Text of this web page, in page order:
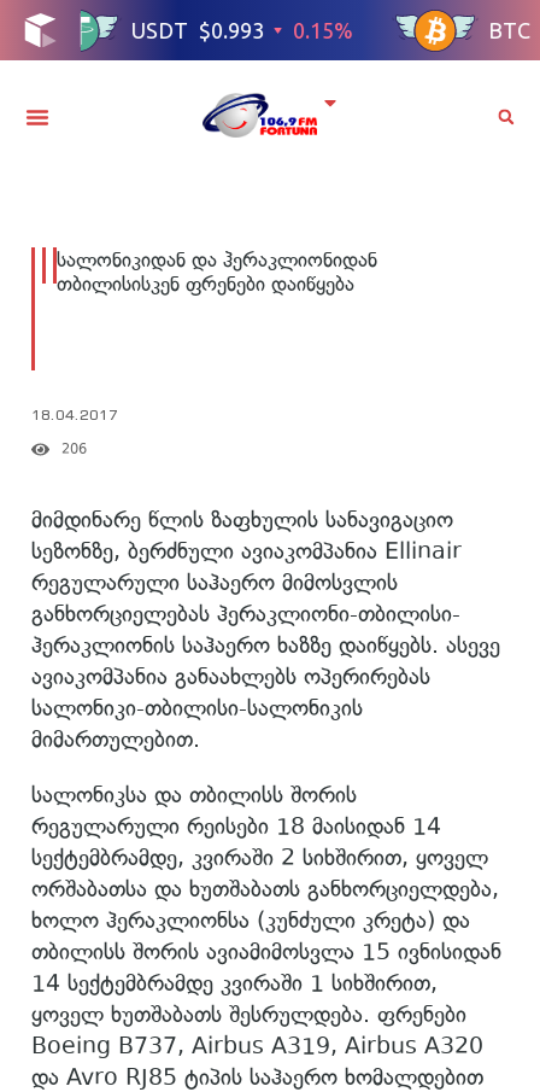
სალონიკიდან და ჰერაკლიონიდან
თბილისისკენ ფრენები დაიწყება
18.04.2017
206
მიმდინარე წლის ზაფხულის სანავიგაციო
სეზონზე, ბერძნული ავიაკომპანია Ellinair
რეგულარული საჰაერო მიმოსვლის
განხორციელებას ჰერაკლიონი-თბილისი-
ჰერაკლიონის საჰაერო ხაზზე დაიწყებს. ასევე
ავიაკომპანია განაახლებს ოპერირებას
სალონიკი-თბილისი-სალონიკის
მიმართულებით.
სალონიკსა და თბილისს შორის
რეგულარული რეისები 18 მაისიდან 14
სექტემბრამდე, კვირაში 2 სიხშირით, ყოველ
ორშაბათსა და ხუთშაბათს განხორციელდება,
ხოლო ჰერაკლიონსა (კუნძული კრეტა) და
თბილისს შორის ავიამიმოსვლა 15 ივნისიდან
14 სექტემბრამდე კვირაში 1 სიხშირით,
ყოველ ხუთშაბათს შესრულდება. ფრენები
Boeing B737, Airbus A319, Airbus A320
და Avro RJ85 ტიპის საჰაერო ხომალდებით